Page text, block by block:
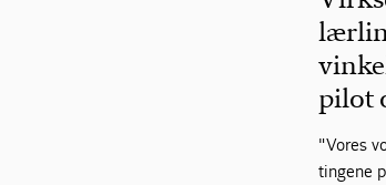
pilot
"Vores
tingene